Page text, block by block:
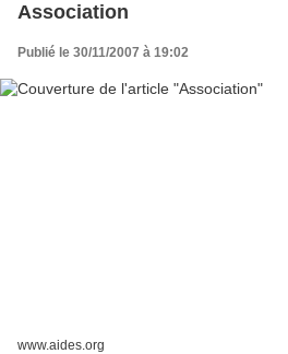
Association
Publié le 30/11/2007 à 19:02
www.aides.org